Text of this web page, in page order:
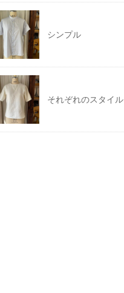
シンプル
それぞれのスタイル